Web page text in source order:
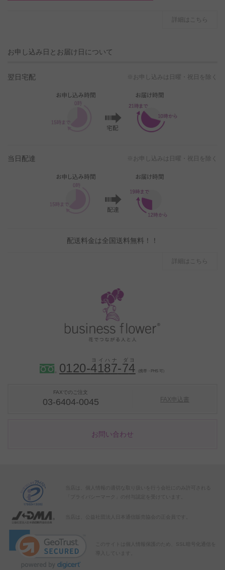
詳細はこちら
お申し込み日とお届け日について
翌日宅配 ※お申し込みは日曜・祝日を除く
当日配達 ※お申し込みは日曜・祝日を除く
配送料金は全国送料無料！！
詳細はこちら
0120-4187-74 （携帯・PHS 可）
FAXでのご注文
03-6404-0045 FAX申込書
お問い合わせ
当店は、個人情報の適切な取り扱いを行う会社にのみ許可される
「プライバシーマーク」の付与認定を受けています。
このサイトは個人情報保護のため、SSL暗号化通信を
導入しています。